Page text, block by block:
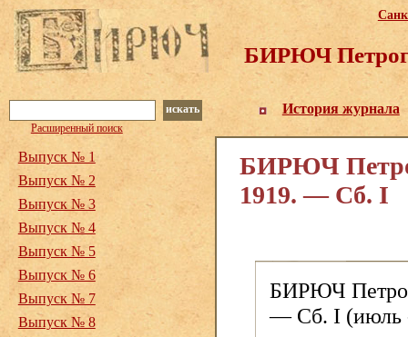
БИРЮЧ
История журнала
искать
Расширенный поиск
БИРЮЧ
1919. — Сб. I
БИРЮЧ
— Сб. I (июль -
Выпуск № 1
Выпуск № 2
Выпуск № 3
Выпуск № 4
Выпуск № 5
Выпуск № 6
Выпуск № 7
Выпуск № 8